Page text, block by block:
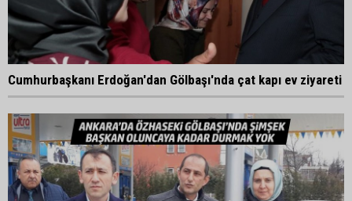
Cumhurbaşkanı Erdoğan'dan Gölbaşı'nda çat kapı ev ziyareti